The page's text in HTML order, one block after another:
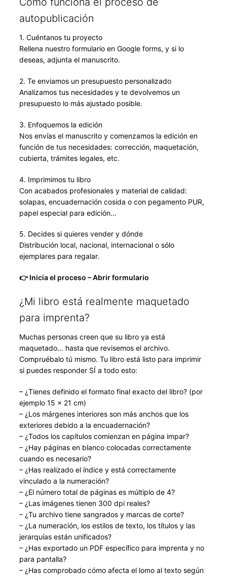
autopublicación
1. Cuéntanos tu proyecto
Rellena nuestro formulario en Google forms, y si lo
deseas, adjunta el manuscrito.
2. Te enviamos un presupuesto personalizado
Analizamos tus necesidades y te devolvemos un
presupuesto lo más ajustado posible.
3. Enfoquemos la edición
Nos envías el manuscrito y comenzamos la edición en
función de tus necesidades: corrección, maquetación,
cubierta, trámites legales, etc.
4. Imprimimos tu libro
Con acabados profesionales y material de calidad:
solapas, encuadernación cosida o con pegamento PUR,
papel especial para edición…
5. Decides si quieres vender y dónde
Distribución local, nacional, internacional o sólo
ejemplares para regalar.
👉 Inicia el proceso – Abrir formulario
¿Mi libro está realmente maquetado
para imprenta?
Muchas personas creen que su libro ya está
maquetado… hasta que revisemos el archivo.
Compruébalo tú mismo. Tu libro está listo para imprimir
si puedes responder SÍ a todo esto:
– ¿Tienes definido el formato final exacto del libro? (por
ejemplo 15 × 21 cm)
– ¿Los márgenes interiores son más anchos que los
exteriores debido a la encuadernación?
– ¿Todos los capítulos comienzan en página impar?
– ¿Hay páginas en blanco colocadas correctamente
cuando es necesario?
– ¿Has realizado el índice y está correctamente
vinculado a la numeración?
– ¿El número total de páginas es múltiplo de 4?
– ¿Las imágenes tienen 300 dpi reales?
– ¿Tu archivo tiene sangrados y marcas de corte?
– ¿La numeración, los estilos de texto, los títulos y las
jerarquías están unificados?
– ¿Has exportado un PDF específico para imprenta y no
para pantalla?
– ¿Has comprobado cómo afecta el lomo al texto según